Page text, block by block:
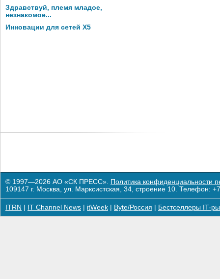
Здравствуй, племя младое,
незнакомое...
Инновации для сетей X5
© 1997—2026 АО «СК ПРЕСС». Политика конфиденциальности
109147 г. Москва, ул. Марксистская, 34, строение 10. Телефон:
ITRN IT Channel News itWeek Byte/Россия Бестселлеры IT-